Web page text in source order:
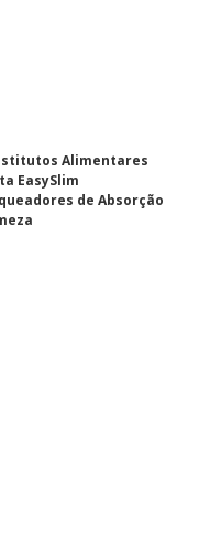
Alimentares
EasySlim
de Absorção